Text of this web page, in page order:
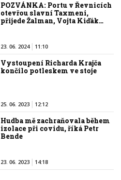
POZVÁNKA: Portu v Řevnicích
otevřou slavní Taxmeni,
přijede Žalman, Vojta Kiďák…
23. 06. 2024 11:10
Vystoupení Richarda Krajča
končilo potleskem ve stoje
25. 06. 2023 12:12
Hudba mě zachraňovala během
izolace při covidu, říká Petr
Bende
23. 06. 2023 14:18